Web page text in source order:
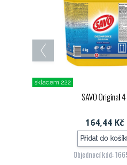
skladem 222
SAVO Original
164,44 Kč
Přidat do
Objednací kód: